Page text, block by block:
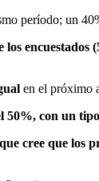
período; un
los
en el próximo
50%, con un
cree que los